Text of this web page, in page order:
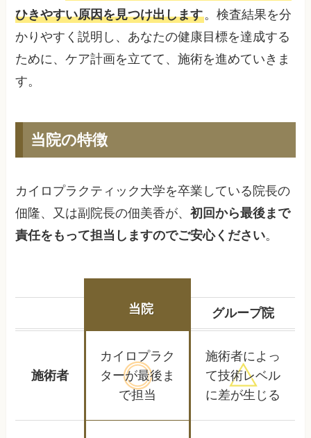
ひきやすい原因を見つけ出します。検査結果を分
かりやすく説明し、あなたの健康目標を達成する
ために、ケア計画を立てて、施術を進めていきま
す。
当院の特徴
カイロプラクティック大学を卒業している院長の
佃隆、又は副院長の佃美香が、初回から最後まで
責任をもって担当しますのでご安心ください。
当院 グループ院
施術者
カイロプラク
ターが最後ま
で担当
施術者によっ
て技術レベル
に差が生じる